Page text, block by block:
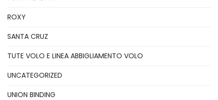
ROXY
SANTA CRUZ
TUTE VOLO E LINEA ABBIGLIAMENTO VOLO
UNCATEGORIZED
UNION BINDING